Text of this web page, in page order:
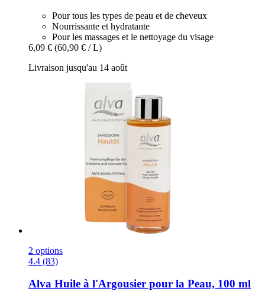
Pour tous les types de peau et de cheveux
Nourrissante et hydratante
Pour les massages et le nettoyage du visage
6,09 € (60,90 € / L)
Livraison jusqu'au 14 août
2 options
4.4 (83)
Alva Huile à l'Argousier pour la Peau, 100 ml